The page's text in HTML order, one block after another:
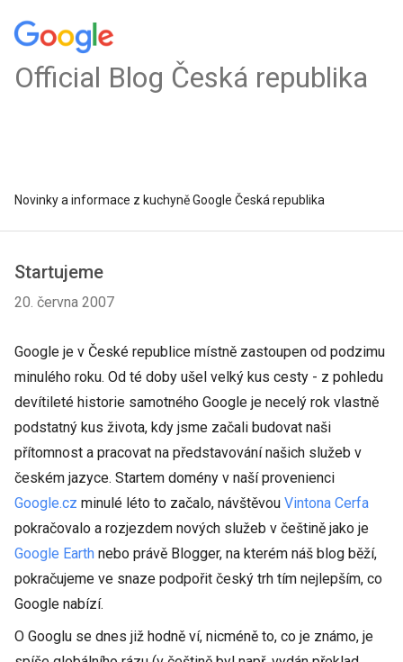
Official Blog Česká republika
Novinky a informace z kuchyně Google Česká republika
Startujeme
20. června 2007
Google je v České republice místně zastoupen od podzimu
minulého roku. Od té doby ušel velký kus cesty - z pohledu
devítileté historie samotného Google je necelý rok vlastně
podstatný kus života, kdy jsme začali budovat naši
přítomnost a pracovat na představování našich služeb v
českém jazyce. Startem domény v naší provenienci
Google.cz minulé léto to začalo, návštěvou Vintona Cerfa
pokračovalo a rozjezdem nových služeb v češtině jako je
Google Earth nebo právě Blogger, na kterém náš blog běží,
pokračujeme ve snaze podpořit český trh tím nejlepším, co
Google nabízí.
O Googlu se dnes již hodně ví, nicméně to, co je známo, je